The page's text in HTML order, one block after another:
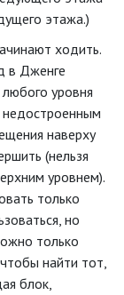
этажа.)
ходить.
в Дженге
уровня
наверху
(нельзя
уровнем).
только
но
только
найти тот,
блок,